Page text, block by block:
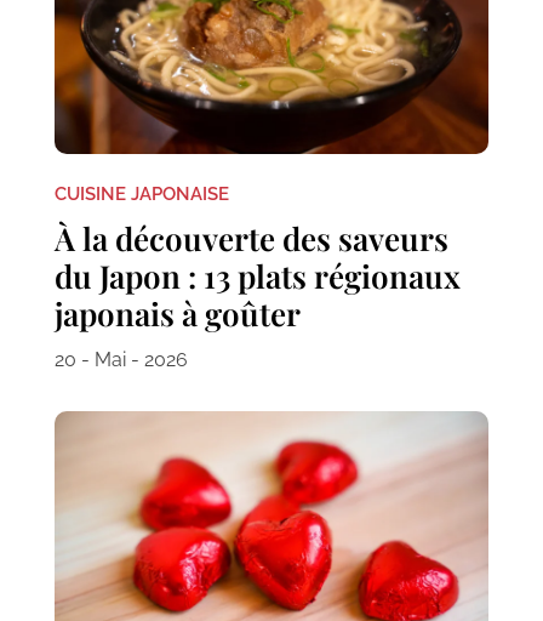
CUISINE JAPONAISE
À la découverte des saveurs
du Japon : 13 plats régionaux
japonais à goûter
20 - Mai - 2026